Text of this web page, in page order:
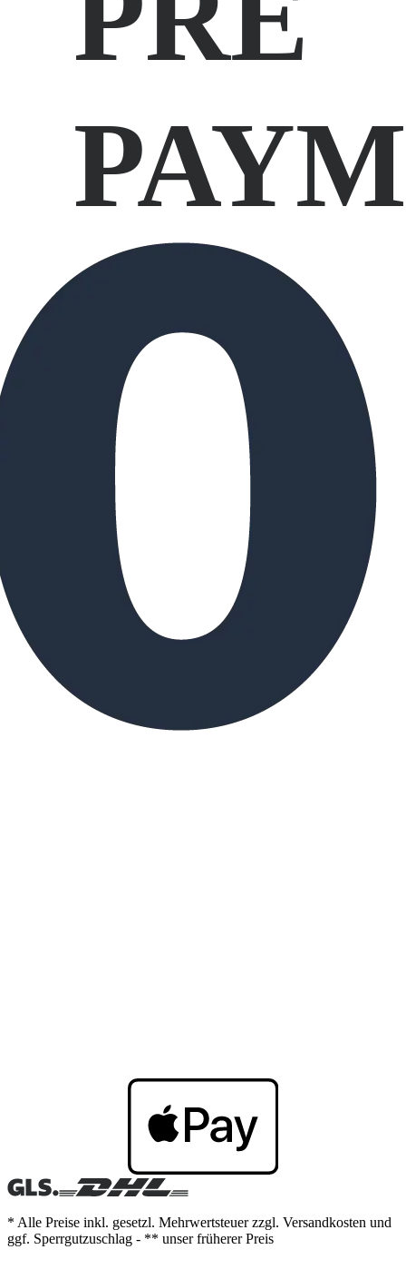
* Alle Preise inkl. gesetzl. Mehrwertsteuer zzgl. Versandkosten und
ggf. Sperrgutzuschlag - ** unser früherer Preis